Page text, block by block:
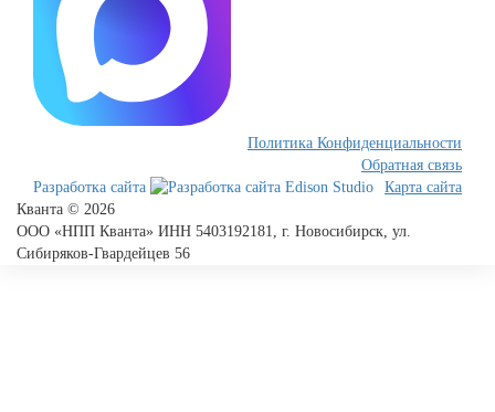
Политика Конфиденциальности
Обратная связь
Карта сайта
Разработка сайта
Кванта © 2026
ООО «НПП Кванта» ИНН 5403192181, г. Новосибирск, ул.
Сибиряков-Гвардейцев 56